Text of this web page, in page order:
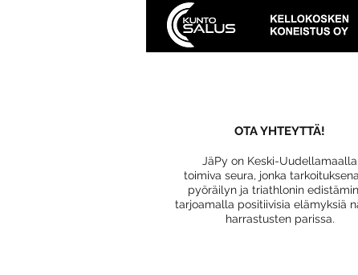
OTA YHTEYTTÄ!
JäPy on Keski-Uudellamaalla
toimiva seura, jonka
pyöräilyn ja triathlonin
tarjoamalla positiivisia elämyksiä
harrastusten parissa.